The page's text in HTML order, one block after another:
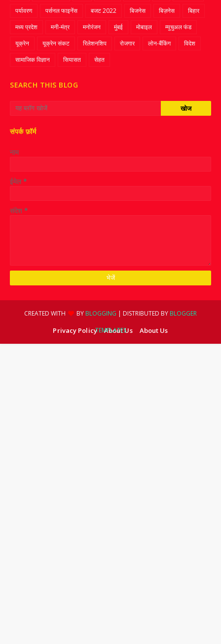
पर्यावरण
पर्सनल फाइनेंस बजट 2022 बिजनेस बिज़नेस
बिहार
मध्य प्रदेश
मनी-मंत्र मनोरंजन मुंबई मोबाइल
म्‍युचुअल फंड
यूक्रेन
यूक्रेन संकट रिलेशनशिप रोजगार लोन-बैंकिंग
विदेश
सामाजिक विज्ञान
सियासत सेहत
SEARCH THIS BLOG
संपर्क फ़ॉर्म
नाम
ईमेल*
संदेश *
CREATED WITH BY BLOGGING | DISTRIBUTED BY BLOGGER
TEMPLATES
Privacy Policy About Us About Us